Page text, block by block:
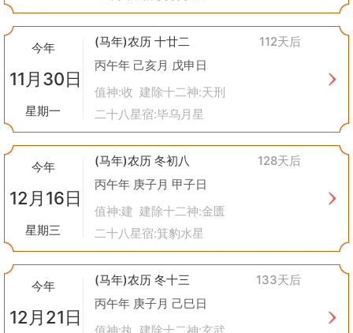
今年
11月30日
星期一
(马年)农历 十廿二
112天后
丙午年 己亥月 戊申日
值神:收 建除十二神:天刑
二十八星宿:毕乌月星
今年
12月16日
星期三
(马年)农历 冬初八
128天后
丙午年 庚子月 甲子日
值神:建 建除十二神:金匮
二十八星宿:箕豹水星
今年
12月21日
(马年)农历 冬十三
133天后
丙午年 庚子月 己巳日